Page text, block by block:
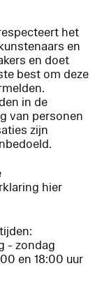
het
en
en doet
best om deze
in de
van personen
zijn
hier
- zondag
en 18:00 uur